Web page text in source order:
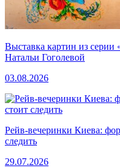
Выставка картин из
Натальи Гоголевой
03.08.2026
Рейв-вечеринки Киева:
следить
29.07.2026